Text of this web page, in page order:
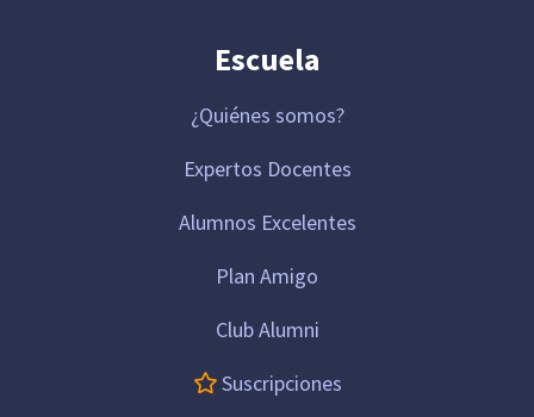
Escuela
¿Quiénes somos?
Expertos Docentes
Alumnos Excelentes
Plan Amigo
Club Alumni
Suscripciones